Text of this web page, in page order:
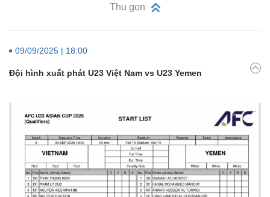
Thu gọn
09/09/2025 | 18:00
Đội hình xuất phát U23 Việt Nam vs U23 Yemen